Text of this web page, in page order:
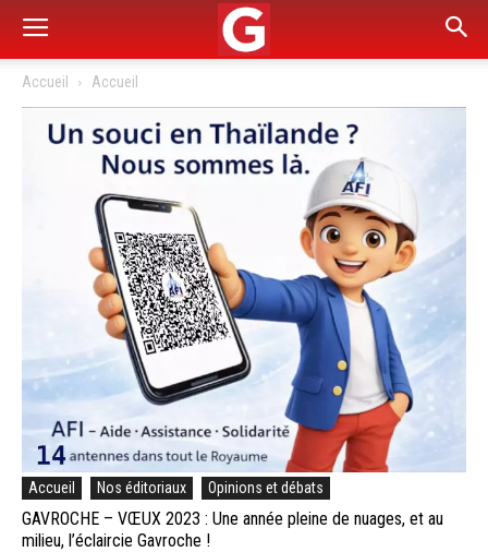
Accueil Accueil
Accueil Nos éditoriaux Opinions et débats
GAVROCHE – VŒUX 2023 : Une année pleine de nuages, et au
milieu, l’éclaircie Gavroche !